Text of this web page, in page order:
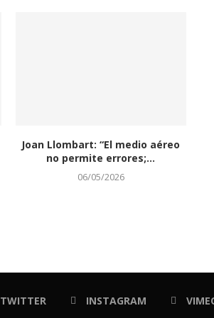
Joan Llombart: “El medio aéreo
no permite errores;...
06/05/2026
TWITTER INSTAGRAM